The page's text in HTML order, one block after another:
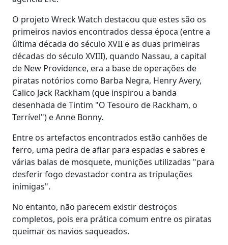
O projeto Wreck Watch destacou que estes são os
primeiros navios encontrados dessa época (entre a
última década do século XVII e as duas primeiras
décadas do século XVIII), quando Nassau, a capital
de New Providence, era a base de operações de
piratas notórios como Barba Negra, Henry Avery,
Calico Jack Rackham (que inspirou a banda
desenhada de Tintim "O Tesouro de Rackham, o
Terrível") e Anne Bonny.
Entre os artefactos encontrados estão canhões de
ferro, uma pedra de afiar para espadas e sabres e
várias balas de mosquete, munições utilizadas "para
desferir fogo devastador contra as tripulações
inimigas".
No entanto, não parecem existir destroços
completos, pois era prática comum entre os piratas
queimar os navios saqueados.